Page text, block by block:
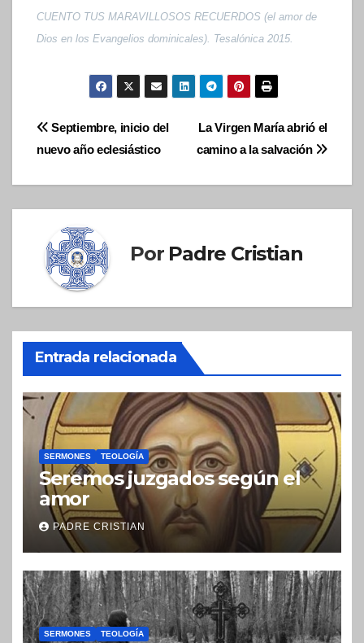
CUENTO TUS MARAVILLOSOS RECUERDOS (el amor de
Dios en los Evangelios dominicales). Tesalónica 2015.
Navegación
La Virgen María abrió el
camino a la salvación
Septiembre, inicio del
nuevo año eclesiástico
Por Padre Cristian
Entrada relacionada
SERMONES TEOLOGÍA
Seremos juzgados según el
amor
PADRE CRISTIAN
SERMONES TEOLOGÍA